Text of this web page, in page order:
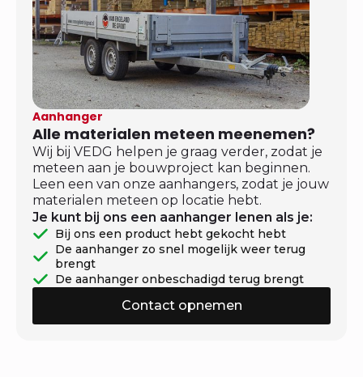
Aanhanger
Alle materialen meteen meenemen?
Wij bij VEDG helpen je graag verder, zodat je
meteen aan je bouwproject kan beginnen.
Leen een van onze aanhangers, zodat je jouw
materialen meteen op locatie hebt.
Je kunt bij ons een aanhanger lenen als je:
Bij ons een product hebt gekocht hebt
De aanhanger zo snel mogelijk weer terug
brengt
De aanhanger onbeschadigd terug brengt
Contact opnemen